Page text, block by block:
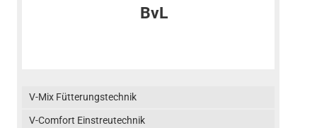
V-Mix Fütterungstechnik
V-Comfort Einstreutechnik